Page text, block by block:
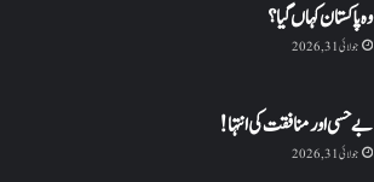
وہ پاکستان کہاں گیا؟
جولائی 31, 2026
بے حسی اور منافقت کی انتہا !
جولائی 31, 2026